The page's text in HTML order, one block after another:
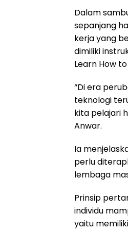
Dalam
sepanjang
kerja yang
dimiliki
Learn How
“Di era
teknologi
kita pelajari
Anwar.
Ia
perlu
lembaga
Prinsip
individu
yaitu